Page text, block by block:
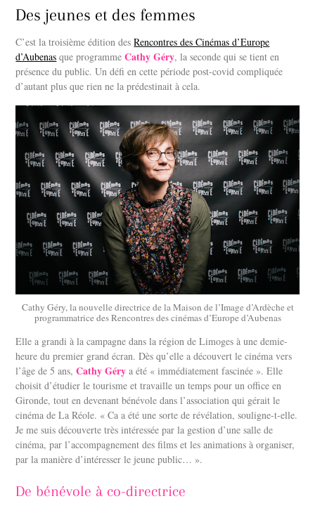
Des jeunes et des femmes
C’est la troisième édition desRencontres des Cinémas d’Europe
d’Aubenas que programmeCathy Géry, la seconde qui se tient en
présence du public. Un défi en cette période post-covid compliquée
d’autant plus que rien ne la prédestinait à cela.
Cathy Géry, la nouvelle directrice de la Maison de l’Image d’Ardèche et
programmatrice des Rencontres des cinémas d’Europe d’Aubenas
Elle a grandi à la campagne dans la région de Limoges à une demie-
heure du premier grand écran. Dès qu’elle a découvert le cinéma vers
l’âge de 5 ans,Cathy Géry a été « immédiatement fascinée ». Elle
choisit d’étudier le tourisme et travaille un temps pour un office en
Gironde, tout en devenant bénévole dans l’association qui gérait le
cinéma de La Réole. « Ca a été une sorte de révélation, souligne-t-elle.
Je me suis découverte très intéressée par la gestion d’une salle de
cinéma, par l’accompagnement des films et les animations à organiser,
par la manière d’intéresser le jeune public… ».
De bénévole à co-directrice